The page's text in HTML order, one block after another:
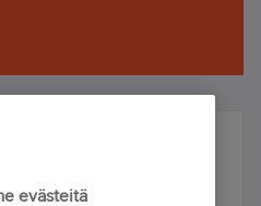
ja voita!
mukana arvonnassa.
evästeitä